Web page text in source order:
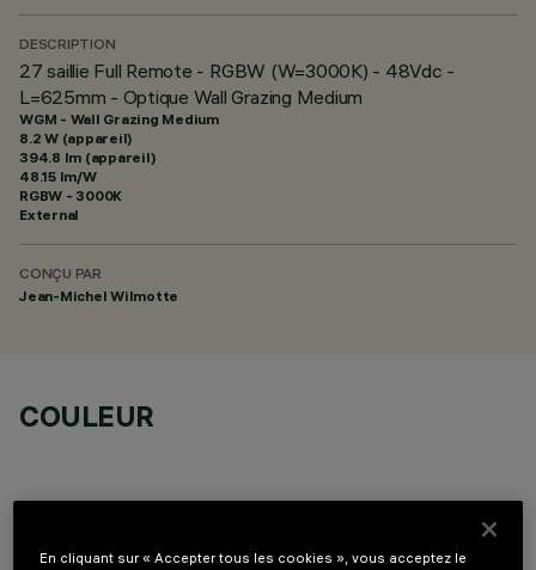
DESCRIPTION
27 saillie Full Remote - RGBW (W=3000K) - 48Vdc -
L=625mm - Optique Wall Grazing Medium
WGM - Wall Grazing Medium
8.2 W (appareil)
394.8 lm (appareil)
48.15 lm/W
RGBW - 3000K
External
CONÇU PAR
Jean-Michel Wilmotte
COULEUR
En cliquant sur « Accepter tous les cookies », vous acceptez le